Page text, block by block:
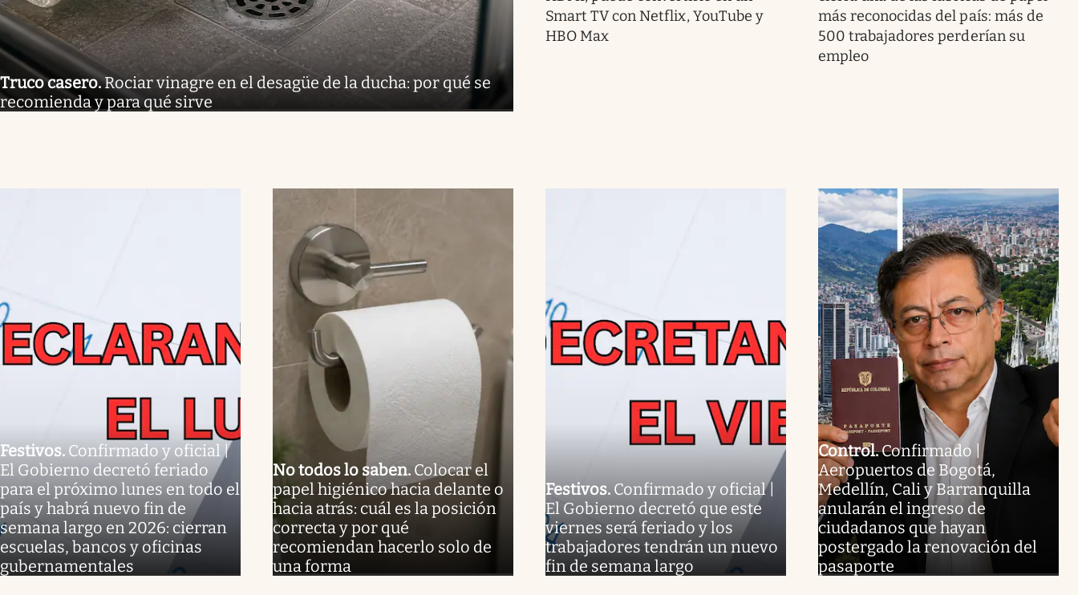
Truco casero.Rociar vinagre en el desagüe de la ducha: por qué se
recomienda y para qué sirve
Smart TV con Netflix, YouTube y
HBO Max
más reconocidas del país: más de
500 trabajadores perderían su
empleo
Festivos. Confirmado y oficial |
El Gobierno decretó feriado
para el próximo lunes en todo el
país y habrá nuevo fin de
semana largo en 2026: cierran
escuelas, bancos y oficinas
gubernamentales
No todos lo saben. Colocar el
papel higiénico hacia delante o
hacia atrás: cuál es la posición
correcta y por qué
recomiendan hacerlo solo de
una forma
Festivos. Confirmado y oficial |
El Gobierno decretó que este
viernes será feriado y los
trabajadores tendrán un nuevo
fin de semana largo
Control.Confirmado |
Aeropuertos de Bogotá,
Medellín, Cali y Barranquilla
anularán el ingreso de
ciudadanos que hayan
postergado la renovación del
pasaporte